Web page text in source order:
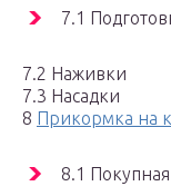
7.1
7.2 Наживки
7.3 Насадки
8 Прикормка на
8.1